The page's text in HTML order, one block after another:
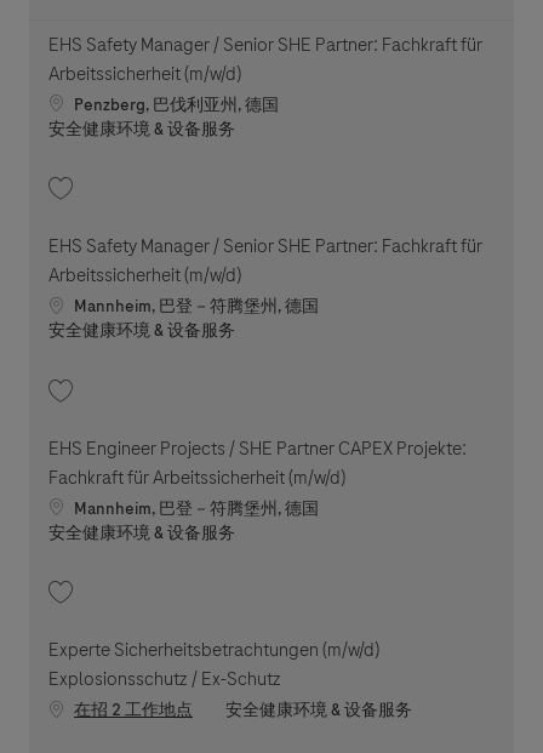
EHS Safety Manager / Senior SHE Partner: Fachkraft für
Arbeitssicherheit (m/w/d)
Location
Penzberg, 巴伐利亚州, 德国
职位类别
安全健康环境 & 设备服务
EHS Safety Manager / Senior SHE Partner: Fachkraft für
Arbeitssicherheit (m/w/d)
Location
Mannheim, 巴登－符腾堡州, 德国
职位类别
安全健康环境 & 设备服务
EHS Engineer Projects / SHE Partner CAPEX Projekte:
Fachkraft für Arbeitssicherheit (m/w/d)
Location
Mannheim, 巴登－符腾堡州, 德国
职位类别
安全健康环境 & 设备服务
Experte Sicherheitsbetrachtungen (m/w/d)
Explosionsschutz / Ex-Schutz
在招 2 工作地点 职位类别
安全健康环境 & 设备服务